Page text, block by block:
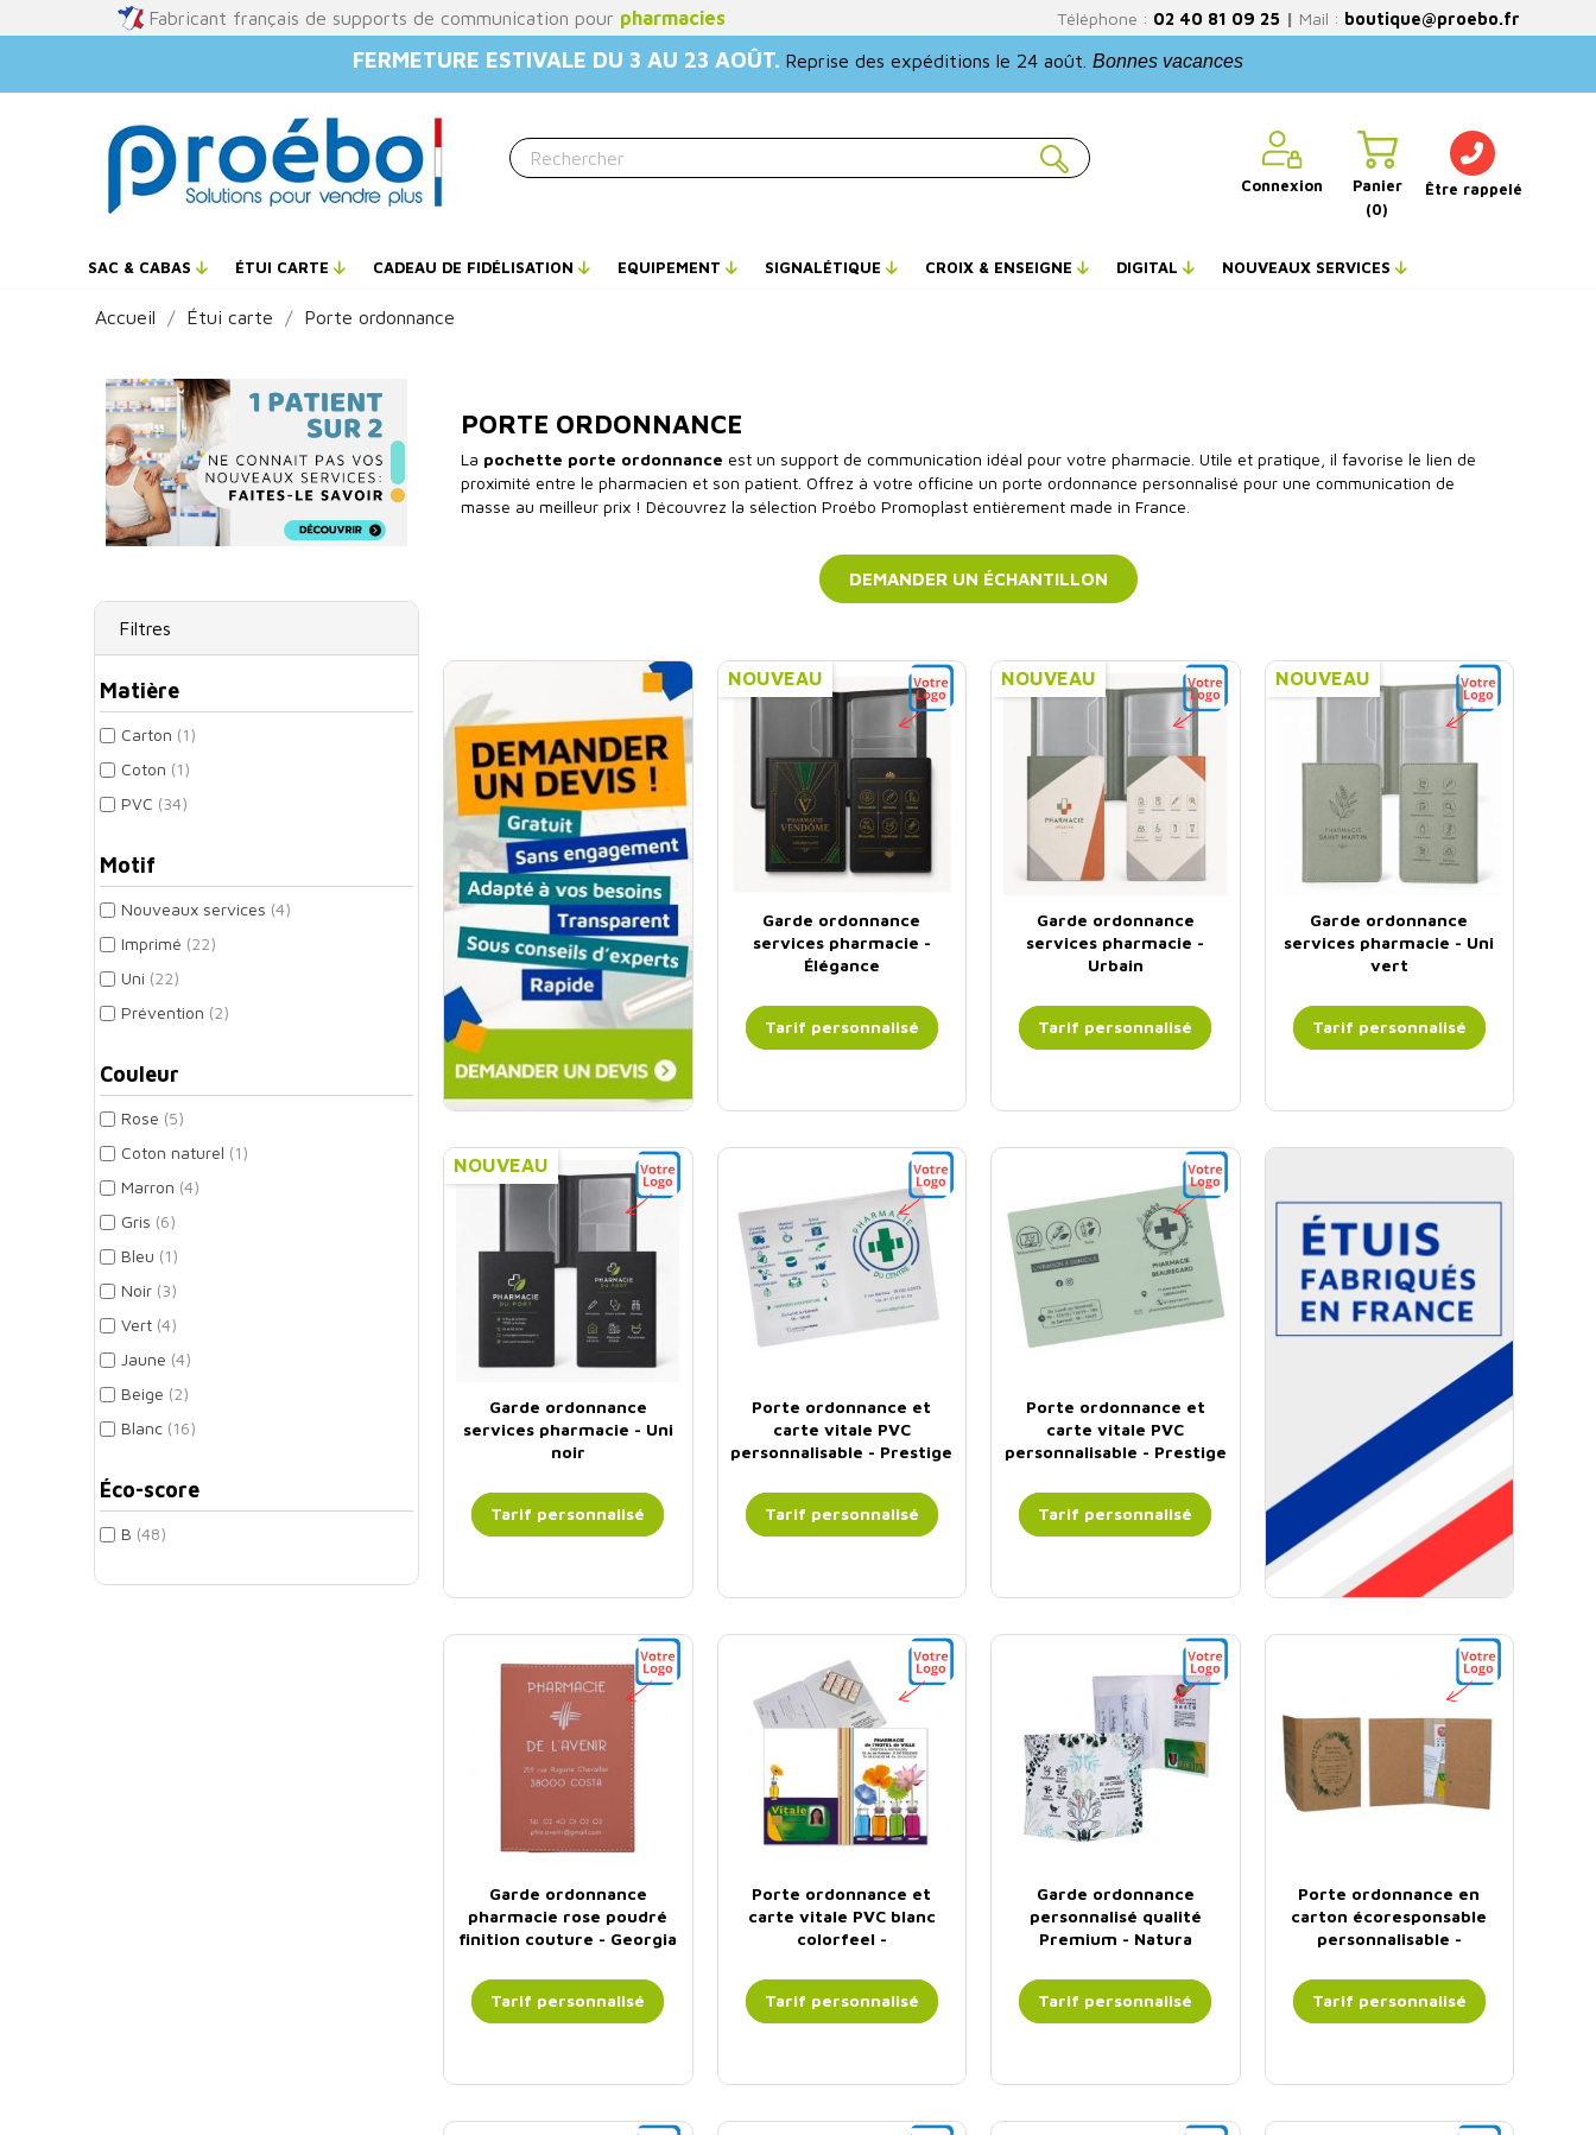
Fabricant français de supports de communication pour pharmacies Téléphone : 02 40 81 09 25 | Mail : boutique@proebo.fr
FERMETURE ESTIVALE DU 3 AU 23 AOÛT. Reprise des expéditions le 24 août. Bonnes vacances
Connexion
Panier
(0)
Être rappelé
SAC & CABAS ÉTUI CARTE CADEAU DE FIDÉLISATION EQUIPEMENT SIGNALÉTIQUE CROIX & ENSEIGNE DIGITAL NOUVEAUX SERVICES
Accueil Étui carte Porte ordonnance
Filtres
Matière
Carton (1)
Coton (1)
PVC (34)
Motif
Nouveaux services (4)
Imprimé (22)
Uni (22)
Prévention (2)
Couleur
Rose (5)
Coton naturel (1)
Marron (4)
Gris (6)
Bleu (1)
Noir (3)
Vert (4)
Jaune (4)
Beige (2)
Blanc (16)
Éco-score
B (48)
PORTE ORDONNANCE
La pochette porte ordonnance est un support de communication idéal pour votre pharmacie. Utile et pratique, il favorise le lien de
proximité entre le pharmacien et son patient. Offrez à votre officine un porte ordonnance personnalisé pour une communication de
masse au meilleur prix ! Découvrez la sélection Proébo Promoplast entièrement made in France.
DEMANDER UN ÉCHANTILLON
Bannière devis
Prix
€
,00
l'unité
Garde ordonnance
services pharmacie -
Élégance
Tarif personnalisé
NOUVEAU
Garde ordonnance
services pharmacie -
Urbain
Tarif personnalisé
NOUVEAU
Garde ordonnance
services pharmacie - Uni
vert
Tarif personnalisé
NOUVEAU
Garde ordonnance
services pharmacie - Uni
noir
Tarif personnalisé
NOUVEAU
Porte ordonnance et
carte vitale PVC
personnalisable - Prestige
Tarif personnalisé
Porte ordonnance et
carte vitale PVC
personnalisable - Prestige
Tarif personnalisé
Etuis fabriquées en
france
0,00
*Tarif pour 1 colis ou +
Garde ordonnance
pharmacie rose poudré
finition couture - Georgia
Tarif personnalisé
Porte ordonnance et
carte vitale PVC blanc
colorfeel -
Tarif personnalisé
Garde ordonnance
personnalisé qualité
Premium - Natura
Tarif personnalisé
Porte ordonnance en
carton écoresponsable
personnalisable -
Tarif personnalisé